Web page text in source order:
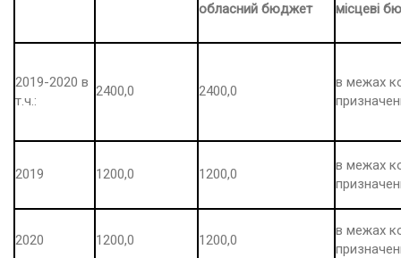
обласний бюджет місцеві
2019-2020 в
т.ч.:
2400,0 2400,0
в межах
2019 1200,0 1200,0
в межах
2020 1200,0 1200,0
в межах